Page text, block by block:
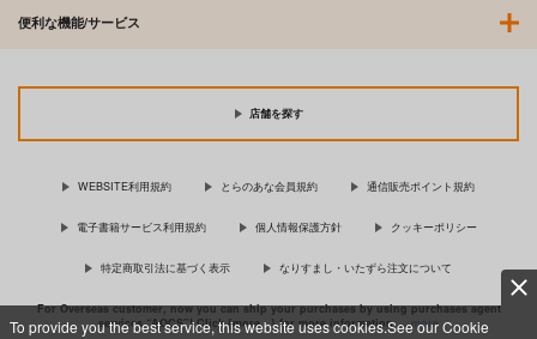
To provide you the best service, this website uses cookies.See our Cookie
便利な機能/サービス
店舗を探す
WEBSITE利用規約 とらのあな会員規約 通信販売ポイント規約
電子書籍サービス利用規約 個人情報保護方針 クッキーポリシー
特定商取引法に基づく表示 なりすまし・いたずら注文について
For Overseas customer, now you can ship your purchases by using purchases agent
services “AOCS”! Click {more…} for more information …more